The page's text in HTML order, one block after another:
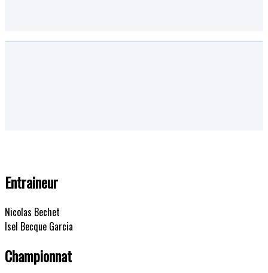
Entraineur
Nicolas Bechet
Isel Becque Garcia
Championnat